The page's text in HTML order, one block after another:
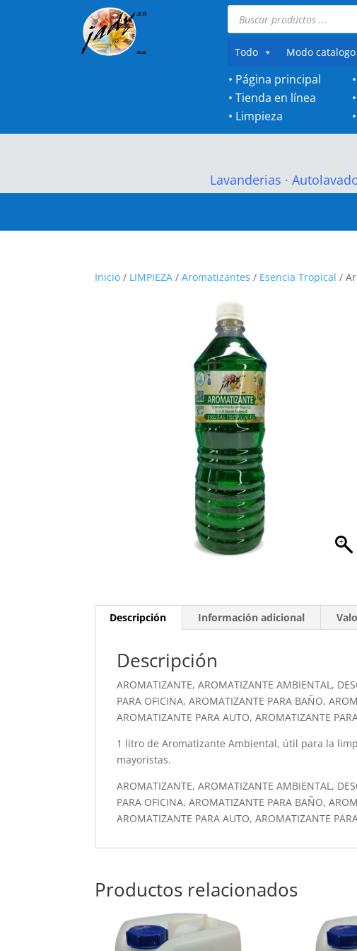
Búsqueda
productos
Todo
Modo catalogo
• Página principal
•Tienda en línea
• Limpieza
•
Lavanderias ·
Inicio / LIMPIEZA /Aromatizantes / Esencia Tropical /
Descripción Información adicional
Descripción
AROMATIZANTE, AROMATIZANTE AMBIENTAL,
PARA OFICINA, AROMATIZANTE PARA BAÑO,
AROMATIZANTE PARA AUTO, AROMATIZANTE
1 litro de Aromatizante Ambiental, útil para la
mayoristas.
AROMATIZANTE, AROMATIZANTE AMBIENTAL,
PARA OFICINA, AROMATIZANTE PARA BAÑO,
AROMATIZANTE PARA AUTO, AROMATIZANTE
Productos relacionados